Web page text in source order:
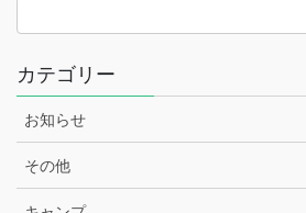
カテゴリー
お知らせ
その他